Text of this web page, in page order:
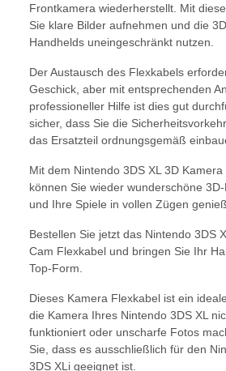
Frontkamera wiederherstellt. Mit
Sie klare Bilder aufnehmen und die
Handhelds uneingeschränkt nutzen.
Der Austausch des Flexkabels
Geschick, aber mit entsprechenden
professioneller Hilfe ist dies gut
sicher, dass Sie die
das Ersatzteil ordnungsgemäß
Mit dem Nintendo 3DS XL 3D
können Sie wieder wunderschöne
und Ihre Spiele in vollen Zügen
Bestellen Sie jetzt das Nintendo 3DS
Cam Flexkabel und bringen Sie Ihr
Top-Form.
Dieses Kamera Flexkabel ist ein
die Kamera Ihres Nintendo 3DS XL
funktioniert oder unscharfe Fotos
Sie, dass es ausschließlich für den
3DS XLi geeignet ist.